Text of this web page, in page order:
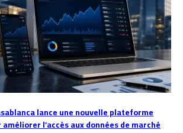
lance une nouvelle plateforme
l’accès aux données de marché